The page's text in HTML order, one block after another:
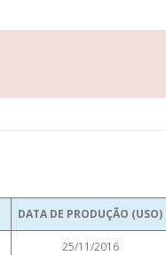
DATA DE PRODUÇÃO (USO)
25/11/2016